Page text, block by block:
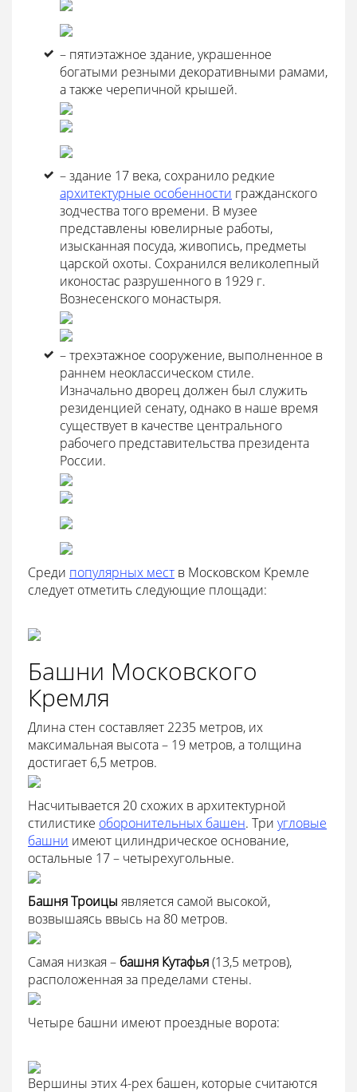
– пятиэтажное здание, украшенное
богатыми резными декоративными рамами,
а также черепичной крышей.
– здание 17 века, сохранило редкие
архитектурные особенности гражданского
зодчества того времени. В музее
представлены ювелирные работы,
изысканная посуда, живопись, предметы
царской охоты. Сохранился великолепный
иконостас разрушенного в 1929 г.
Вознесенского монастыря.
– трехэтажное сооружение, выполненное в
раннем неоклассическом стиле.
Изначально дворец должен был служить
резиденцией сенату, однако в наше время
существует в качестве центрального
рабочего представительства президента
России.
Среди популярных мест в Московском Кремле
следует отметить следующие площади:
Башни Московского
Кремля
Длина стен составляет 2235 метров, их
максимальная высота – 19 метров, а толщина
достигает 6,5 метров.
Насчитывается 20 схожих в архитектурной
стилистике оборонительных башен. Три угловые
башни имеют цилиндрическое основание,
остальные 17 – четырехугольные.
Башня Троицы является самой высокой,
возвышаясь ввысь на 80 метров.
Самая низкая – башня Кутафья(13,5 метров),
расположенная за пределами стены.
Четыре башни имеют проездные ворота:
Вершины этих 4-рех башен, которые считаются